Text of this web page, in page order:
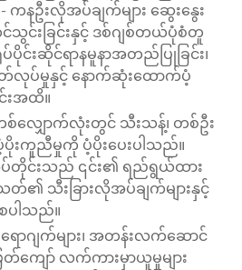
ဦးလိုအပ်ချက်များ ဆွေးနွေး
င်သွင်းခြင်းနှင့် ဒစ်ဂျစ်တယ်ပုံစံတူ
ပိုင်းဆိုင်ရာနမူနာအတည်ပြုခြင်း၊
မှုနှင့် နောက်ဆုံးထောက်ပံ့
းအထိ။
လျှောက်လုံးတွင် သီးသန့်၊ တစ်ဦး
ပိုးကူညီမှုကို ပံ့ပိုးပေးပါသည်။
တိုင်းသည် ၎င်း၏ ရည်ရွယ်ထား
၏ သီးခြားလိုအပ်ချက်များနှင့်
ပါသည်။
ောဂျက်များ၊ အတန်းလက်ဆောင်
ကျော် လက်ကားမှာယူမှုများ